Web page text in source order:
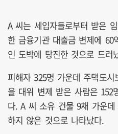
A 씨는 세입자들로부터 받은
한 금융기관 대출금 변제에
인 도박에 탕진한 것으로 드러
피해자 325명 가운데 주택도
을 대위 변제 받은 사람은 152
다. A 씨 소유 건물 9채 가운
하지 않은 것으로 나타났다.